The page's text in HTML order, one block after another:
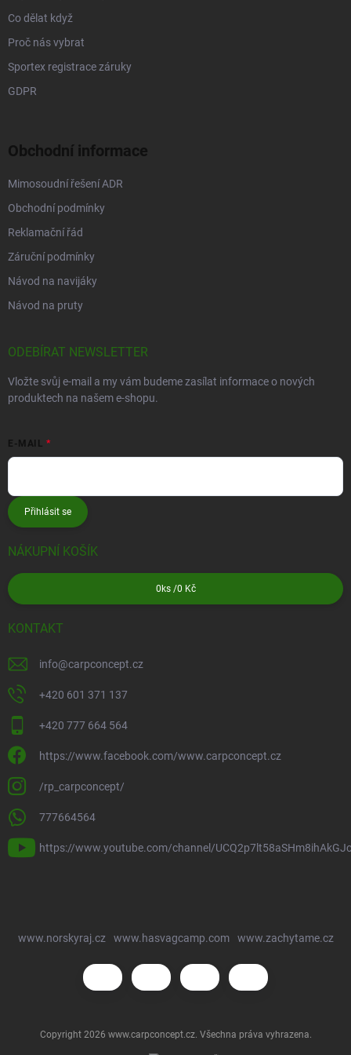
Co dělat když
Proč nás vybrat
Sportex registrace záruky
GDPR
Obchodní informace
Mimosoudní řešení ADR
Obchodní podmínky
Reklamační řád
Záruční podmínky
Návod na navijáky
Návod na pruty
ODEBÍRAT NEWSLETTER
Vložte svůj e-mail a my vám budeme zasílat informace o nových
produktech na našem e-shopu.
E-MAIL
Přihlásit se
NÁKUPNÍ KOŠÍK
0ks /0 Kč
KONTAKT
info@carpconcept.cz
+420 601 371 137
+420 777 664 564
https://www.facebook.com/www.carpconcept.cz
/rp_carpconcept/
777664564
https://www.youtube.com/channel/
www.norskyraj.cz www.hasvagcamp.com www.zachytame.cz
Copyright 2026 www.carpconcept.cz. Všechna práva vyhrazena.